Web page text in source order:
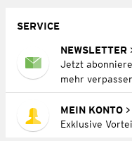
SERVICE
NEWSLETTER
Jetzt
mehr
MEIN KONTO
Exklusive